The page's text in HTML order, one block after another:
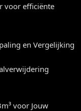
voor efficiënte
en Vergelijking
voor Jouw